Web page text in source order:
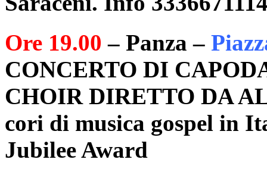
Ore 19.00 – Panza –
CONCERTO DI
CHOIR DIRETTO DA
cori di musica gospel in
Jubilee Award